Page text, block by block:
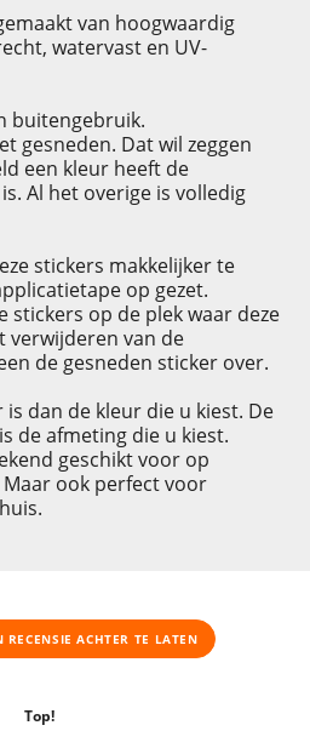
van hoogwaardig
watervast en UV-
buitengebruik.
gesneden. Dat wil zeggen
een kleur heeft de
Al het overige is volledig
stickers makkelijker te
op gezet.
stickers op de plek waar deze
verwijderen van de
de gesneden sticker over.
dan de kleur die u kiest. De
de afmeting die u kiest.
geschikt voor op
ook perfect voor
ACHTER TE LATEN
Top!